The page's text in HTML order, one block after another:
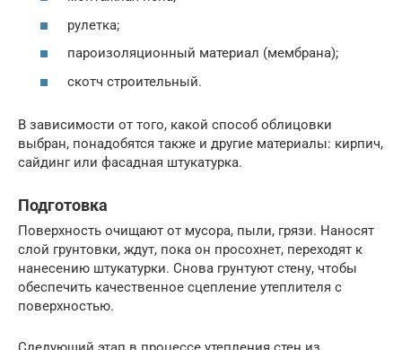
рулетка;
пароизоляционный материал (мембрана);
скотч строительный.
В зависимости от того, какой способ облицовки
выбран, понадобятся также и другие материалы: кирпич,
сайдинг или фасадная штукатурка.
Подготовка
Поверхность очищают от мусора, пыли, грязи. Наносят
слой грунтовки, ждут, пока он просохнет, переходят к
нанесению штукатурки. Снова грунтуют стену, чтобы
обеспечить качественное сцепление утеплителя с
поверхностью.